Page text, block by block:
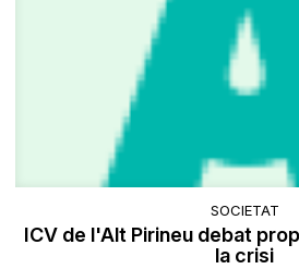
SOCIETAT
ICV de l'Alt Pirineu debat
la crisi